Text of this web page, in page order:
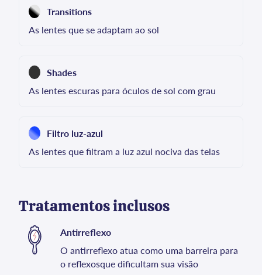
Transitions
As lentes que se adaptam ao sol
Shades
As lentes escuras para óculos de sol com grau
Filtro luz-azul
As lentes que filtram a luz azul nociva das telas
Tratamentos inclusos
Antirreflexo
O antirreflexo atua como uma barreira para
o reflexosque dificultam sua visão